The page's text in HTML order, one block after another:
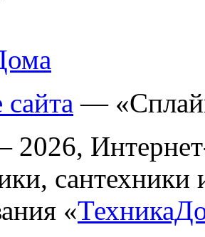
—
сантехники
«